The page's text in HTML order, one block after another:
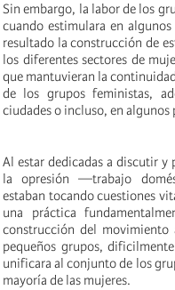
Sin embargo, la labor de los
cuando estimulara en
resultado la construcción de
los diferentes sectores de
que mantuvieran la
de los grupos feministas,
ciudades o incluso, en algunos
Al estar dedicadas a discutir y
la opresión —trabajo
estaban tocando cuestiones
una práctica
construcción del
pequeños grupos,
unificara al conjunto de los
mayoría de las mujeres.